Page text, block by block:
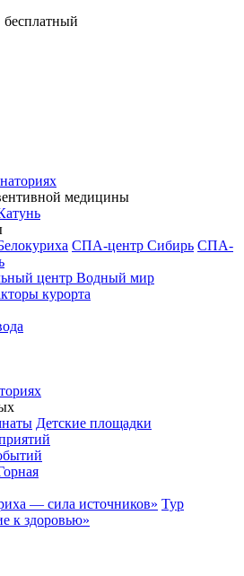
бесплатный
медицины
СПА-центр Сибирь СПА-
центр Водный мир
курорта
Детские площадки
— сила источников» Тур
к здоровью»